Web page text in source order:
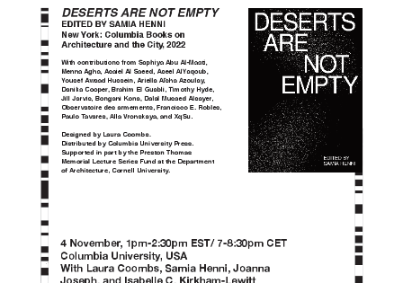
Kontakte
Semesterinformationen
Newsletter
Stellenausschreibungen
Publikationen
Presse- und Öffentlichkeitsarbeit
Webredaktion
Webseite R:ein